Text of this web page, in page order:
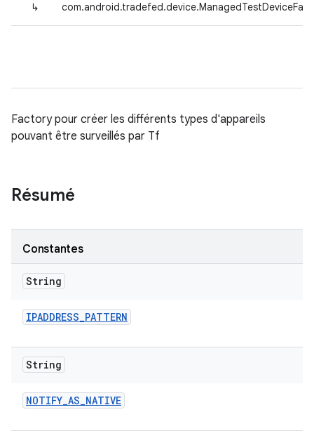
↳
Factory pour créer les différents types d'appareils
pouvant être surveillés par Tf
Résumé
Constantes
String
IPADDRESS_PATTERN
String
NOTIFY_AS_NATIVE